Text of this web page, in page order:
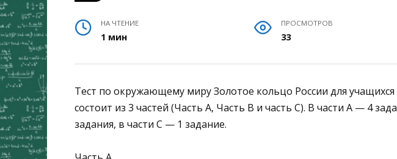
НА ЧТЕНИЕ
1 мин
ПРОСМОТРОВ
33
Тест по окружающему миру Золотое кольцо России для учащихся
состоит из 3 частей (Часть А, Часть В и часть С). В части А — 4
задания, в части С — 1 задание.